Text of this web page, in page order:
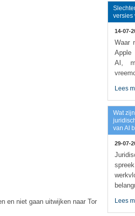
en niet gaan uitwijken naar Tor
versies
14-07-
Waar
Apple
AI,
Lees
Wat
van AI
29-07-
Lees